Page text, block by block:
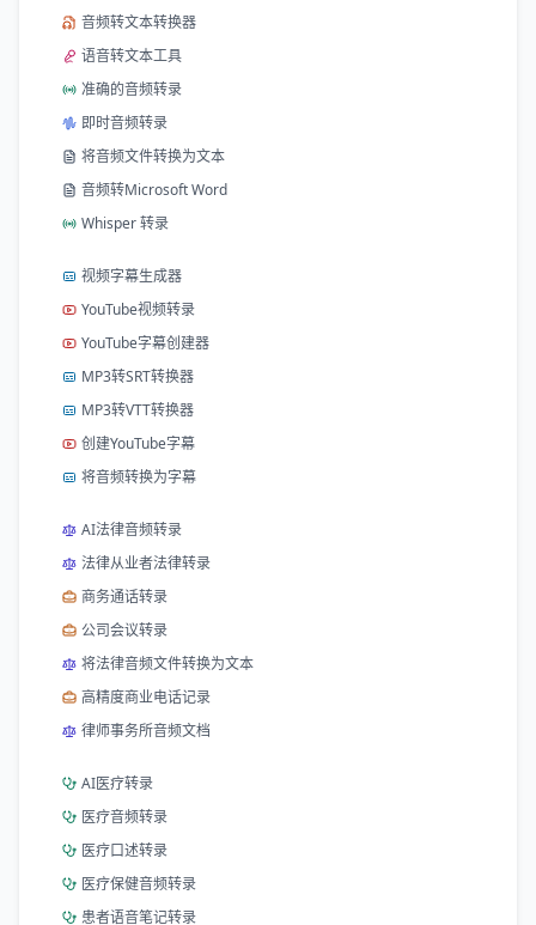
音频转文本转换器
语音转文本工具
准确的音频转录
即时音频转录
将音频文件转换为文本
音频转Microsoft Word
Whisper 转录
视频字幕生成器
YouTube视频转录
YouTube字幕创建器
MP3转SRT转换器
MP3转VTT转换器
创建YouTube字幕
将音频转换为字幕
AI法律音频转录
法律从业者法律转录
商务通话转录
公司会议转录
将法律音频文件转换为文本
高精度商业电话记录
律师事务所音频文档
AI医疗转录
医疗音频转录
医疗口述转录
医疗保健音频转录
患者语音笔记转录